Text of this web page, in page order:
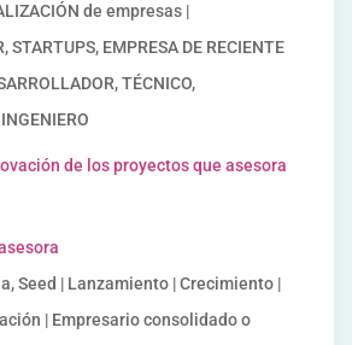
de empresas |
STARTUPS, EMPRESA DE RECIENTE
TÉCNICO,
de los proyectos que asesora
Seed | Lanzamiento | Crecimiento |
| Empresario consolidado o